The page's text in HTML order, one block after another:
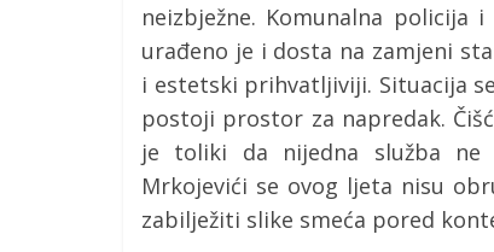
neizbježne. Komunalna policija
urađeno je i dosta na zamjeni
i estetski prihvatljiviji. Situacija
postoji prostor za napredak.
je toliki da nijedna služba ne
Mrkojevići se ovog ljeta nisu
zabilježiti slike smeća pored